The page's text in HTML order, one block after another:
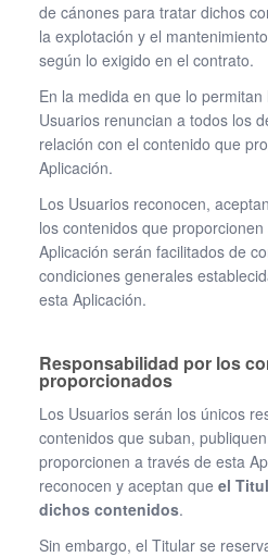
de cánones para tratar dichos
la explotación y el
según lo exigido en el contrato.
En la medida en que lo
Usuarios renuncian a todos los
relación con el contenido que
Aplicación.
Los Usuarios reconocen,
los contenidos que
Aplicación serán facilitados de
condiciones generales
esta Aplicación.
Responsabilidad por los
proporcionados
Los Usuarios serán los únicos
contenidos que suban,
proporcionen a través de esta
reconocen y aceptan que el
dichos contenidos.
Sin embargo, el Titular se